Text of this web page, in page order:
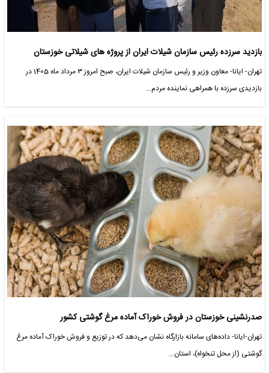
بازدید سرزده رئیس سازمان شیلات ایران از پروژه های شیلاتی خوزستان
تهران- ایانا- معاون وزیر و رئیس سازمان شیلات ایران، صبح امروز ۳ مرداد ماه 1405 در
بازدیدی سرزده با همراهی نماینده مردم…
صدرنشینی خوزستان در فروش خوراک آماده مرغ گوشتی کشور
تهران-ایانا- داده‌های سامانه بازارگاه نشان می‌دهد که در توزیع و فروش خوراک آماده مرغ
گوشتی (از محل تنخواه)، استان…